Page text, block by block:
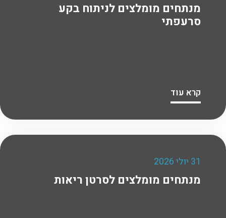
מנתחים מומלצים לניתוח בקע
סרעפתי
קרא עוד
31 יולי 2026
מנתחים מומלצים לסרטן ריאות